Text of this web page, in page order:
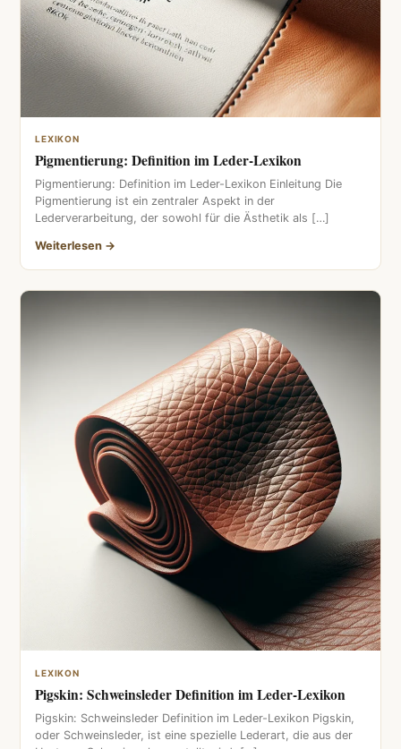
LEXIKON
Pigmentierung: Definition im Leder-Lexikon
Pigmentierung: Definition im Leder-Lexikon Einleitung Die
Pigmentierung ist ein zentraler Aspekt in der
Lederverarbeitung, der sowohl für die Ästhetik als […]
Weiterlesen →
LEXIKON
Pigskin: Schweinsleder Definition im Leder-Lexikon
Pigskin: Schweinsleder Definition im Leder-Lexikon Pigskin,
oder Schweinsleder, ist eine spezielle Lederart, die aus der